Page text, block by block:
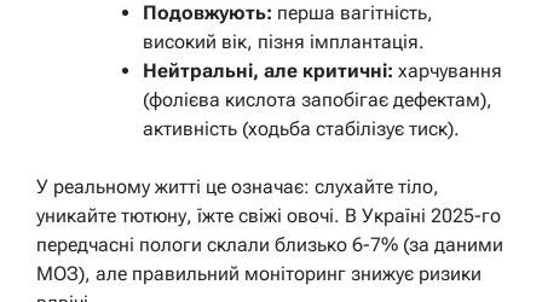
Подовжують: перша вагітність,
високий вік, пізня імплантація.
Нейтральні, але критичні: харчування
(фолієва кислота запобігає дефектам),
активність (ходьба стабілізує тиск).
У реальному житті це означає: слухайте тіло,
уникайте тютюну, їжте свіжі овочі. В Україні 2025-го
передчасні пологи склали близько 6-7% (за даними
МОЗ), але правильний моніторинг знижує ризики